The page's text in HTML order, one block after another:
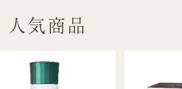
人気商品